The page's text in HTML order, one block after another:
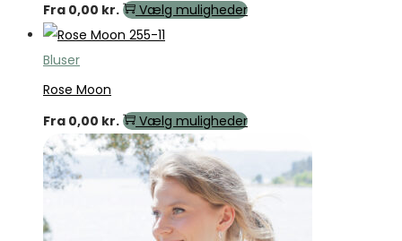
Fra 0,00 kr. Vælg muligheder
Bluser
Rose Moon
Fra 0,00 kr. Vælg muligheder